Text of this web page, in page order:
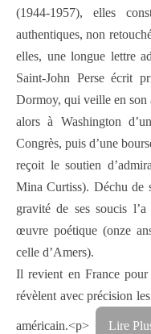
(1944-1957), elles
authentiques, non
elles, une longue lettre
Saint-John Perse écrit
Dormoy, qui veille en son
alors à Washington
Congrès, puis d’une
reçoit le soutien
Mina Curtiss). Déchu de
gravité de ses soucis
œuvre poétique (onze
celle d’Amers).
Il revient en France
révèlent avec précision
américain.<p> Lire